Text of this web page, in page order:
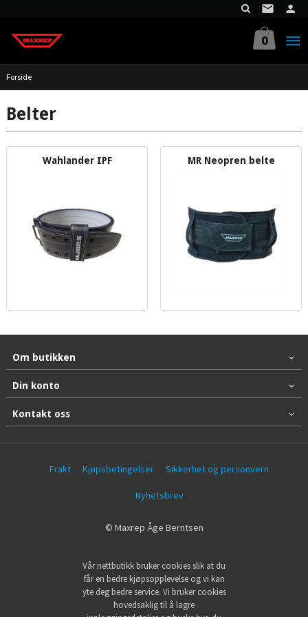
innholdet
0
Forside
Belter
Wahlander IPF MR Neopren belte
Om butikken
Din konto
Kontakt oss
Frakt Kjøpsbetingelser Sikkerhet og personvern
Nyhetsbrev
© Maxrep Åge Berntsen
Vår nettbutikk bruker cookies slik at du
får en bedre kjøpsopplevelse og vi kan
yte deg bedre service. Vi bruker cookies
hovedsaklig til å lagre